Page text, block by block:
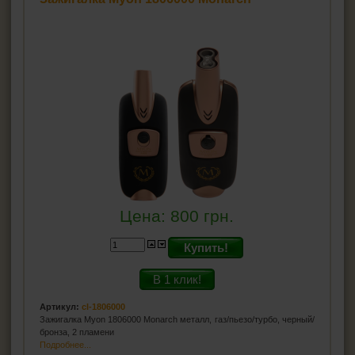
Цена: 800 грн.
Купить!
В 1 клик!
Артикул: cl-1806000
Зажигалка Myon 1806000 Monarch металл, газ/пьезо/турбо, черный/
бронза, 2 пламени
Подробнее...